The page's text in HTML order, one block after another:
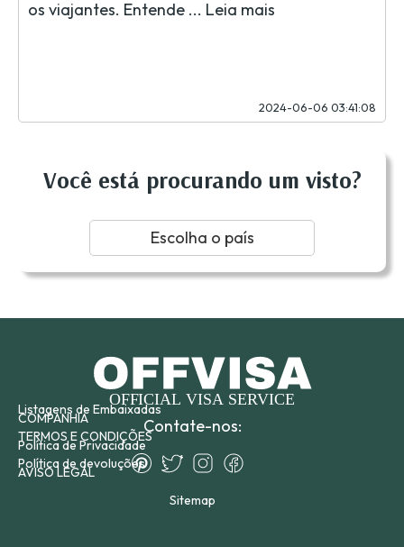
os viajantes. Entende ... Leia mais
2024-06-06 03:41:08
Você está procurando um visto?
Escolha o país
COMPANHIA
Política de Privacidade
AVISO LEGAL
Listagens de Embaixadas
TERMOS E CONDIÇÕES
Política de devoluções
Contate-nos:
Sitemap